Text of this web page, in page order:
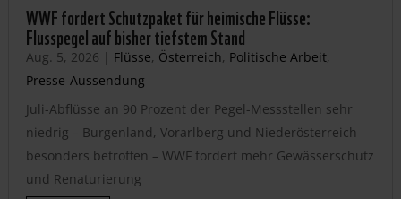
WWF fordert Schutzpaket für heimische Flüsse:
Flusspegel auf bisher tiefstem Stand
Aug. 5, 2026 | Flüsse, Österreich, Politische Arbeit,
Presse-Aussendung
Juli-Abflüsse an 90 Prozent der Pegel-Messstellen sehr
niedrig – Burgenland, Vorarlberg und Niederösterreich
besonders betroffen – WWF fordert mehr Gewässerschutz
und Renaturierung